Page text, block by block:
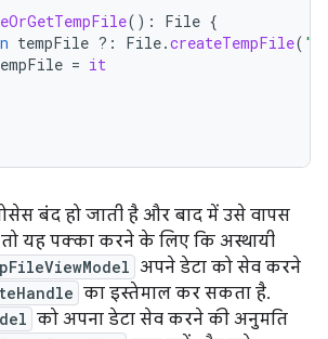
(): File {
tempFile ?: File.createTempFile(
= it
बंद हो जाती है और बाद में उसे वापस
तो यह पक्का करने के लिए कि अस्थायी
अपने डेटा को सेव करने
का इस्तेमाल कर सकता है.
को अपना डेटा सेव करने की अनुमति